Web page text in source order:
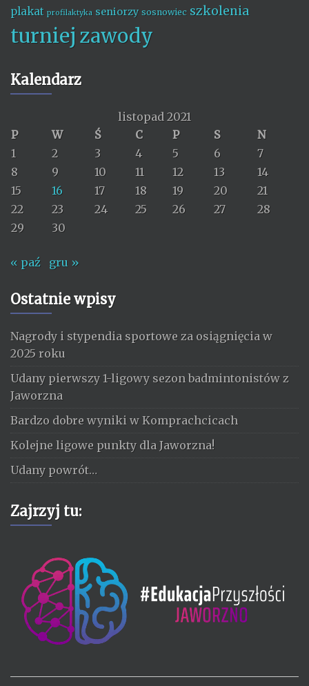
plakat profilaktyka seniorzy sosnowiec szkolenia
turniej zawody
Kalendarz
listopad 2021
P
W Ś C P S
N
1
2 3 4 5 6
7
8
9 10 11 12 13
14
15
16 17 18 19 20
21
22
23 24 25 26 27
28
29
30
« paź gru »
Ostatnie wpisy
Nagrody i stypendia sportowe za osiągnięcia w
2025 roku
Udany pierwszy 1-ligowy sezon badmintonistów z
Jaworzna
Bardzo dobre wyniki w Komprachcicach
Kolejne ligowe punkty dla Jaworzna!
Udany powrót…
Zajrzyj tu: